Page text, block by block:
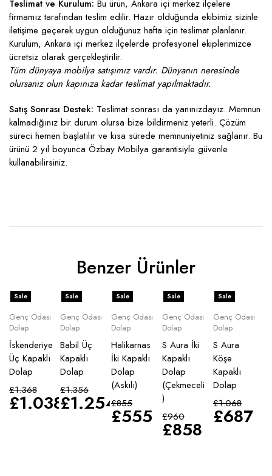
Teslimat ve Kurulum: Bu ürün, Ankara içi merkez ilçelere
firmamız tarafından teslim edilir. Hazır olduğunda ekibimiz sizinle
iletişime geçerek uygun olduğunuz hafta için teslimat planlanır.
Kurulum, Ankara içi merkez ilçelerde profesyonel ekiplerimizce
ücretsiz olarak gerçekleştirilir.
Tüm dünyaya mobilya satışımız vardır. Dünyanın neresinde
olursanız olun kapınıza kadar teslimat yapılmaktadır.
Satış Sonrası Destek: Teslimat sonrası da yanınızdayız. Memnun
kalmadığınız bir durum olursa bize bildirmeniz yeterli. Çözüm
süreci hemen başlatılır ve kısa sürede memnuniyetiniz sağlanır. Bu
ürünü 2 yıl boyunca Özbay Mobilya garantisiyle güvenle
kullanabilirsiniz.
Benzer Ürünler
Sale
Genç Odası
Dolap
İskenderiye
Üç Kapaklı
Dolap
£1.368
£1.038
Sale
Genç Odası
Dolap
Babil Üç
Kapaklı
Dolap
£1.356
£1.254
Sale
Genç Odası
Dolap
Halikarnas
İki Kapaklı
Dolap
(Askılı)
£855
£555
Sale
Genç Odası
Dolap
S Aura İki
Kapaklı
Dolap
(Çekmeceli
)
£960
£858
Sale
Genç Odası
Dolap
S Aura
Köşe
Kapaklı
Dolap
£1.068
£687